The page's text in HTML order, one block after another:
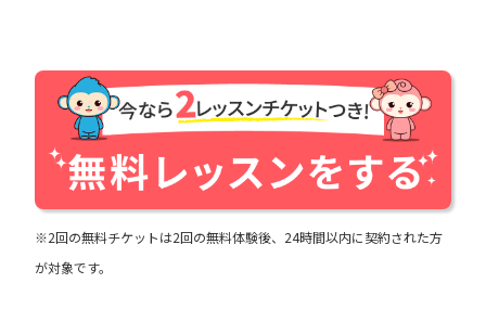
※2回の無料チケットは2回の無料体験後、24時間以内に契約された方
が対象です。